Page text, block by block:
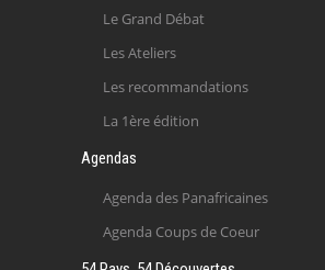
Le Grand Débat
Les Ateliers
Les recommandations
La 1ère édition
Agendas
Agenda des Panafricaines
Agenda Coups de Coeur